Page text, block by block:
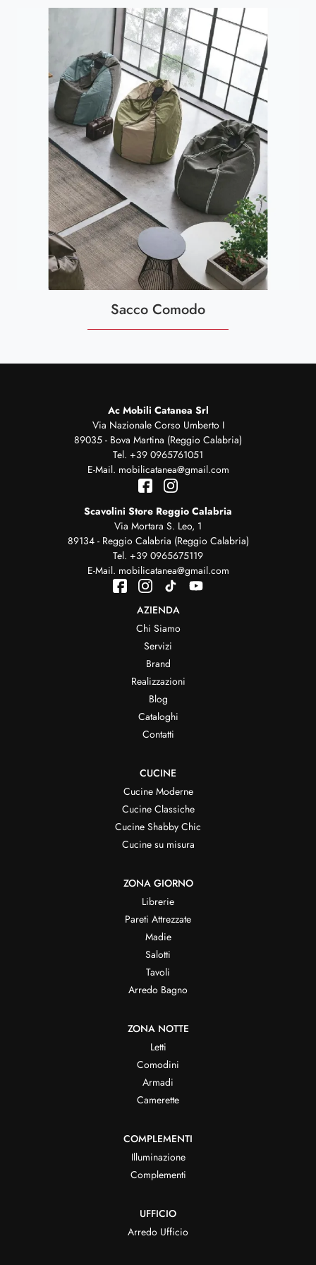
Sacco Comodo
Ac Mobili Catanea Srl
Via Nazionale Corso Umberto I
89035 - Bova Martina (Reggio Calabria)
Tel. +39 0965761051
E-Mail. mobilicatanea@gmail.com
Scavolini Store Reggio Calabria
Via Mortara S. Leo, 1
89134 - Reggio Calabria (Reggio Calabria)
Tel. +39 0965675119
E-Mail. mobilicatanea@gmail.com
AZIENDA
Chi Siamo
Servizi
Brand
Realizzazioni
Blog
Cataloghi
Contatti
CUCINE
Cucine Moderne
Cucine Classiche
Cucine Shabby Chic
Cucine su misura
ZONA GIORNO
Librerie
Pareti Attrezzate
Madie
Salotti
Tavoli
Arredo Bagno
ZONA NOTTE
Letti
Comodini
Armadi
Camerette
COMPLEMENTI
Illuminazione
Complementi
UFFICIO
Arredo Ufficio